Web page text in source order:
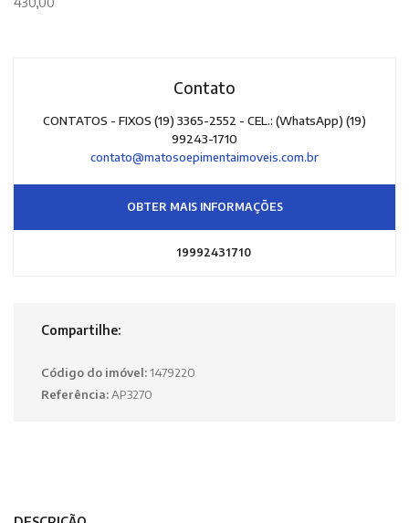
Contato
CONTATOS - FIXOS (19) 3365-2552 - CEL.: (WhatsApp) (19)
99243-1710
contato@matosoepimentaimoveis.com.br
OBTER MAIS INFORMAÇÕES
19992431710
Compartilhe:
Código do imóvel:1479220
Referência:AP3270